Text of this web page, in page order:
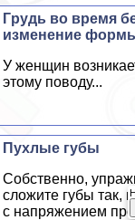
Гpyдь во время
изменение
У женщин
этому поводу...
Пухлые губы
Собственно,
сложите губы так,
с напряжением